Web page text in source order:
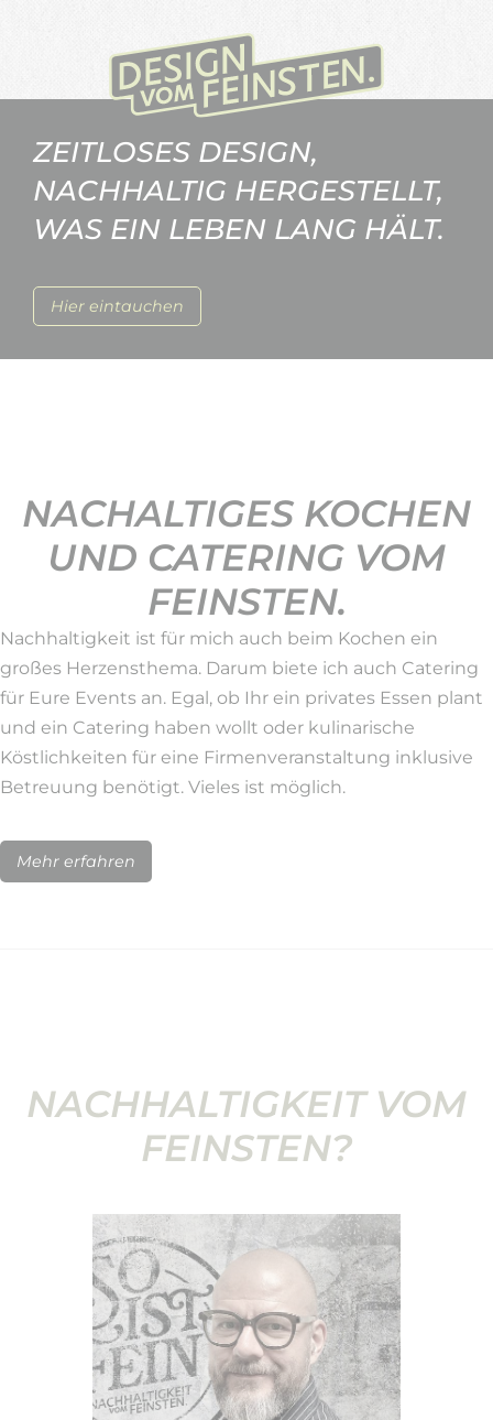
Hier eintauchen
ZEITLOSES DESIGN,
NACHHALTIG HERGESTELLT,
WAS EIN LEBEN LANG HÄLT.
NACHALTIGES KOCHEN
UND CATERING VOM
FEINSTEN.
Nachhaltigkeit ist für mich auch beim Kochen ein
großes Herzensthema. Darum biete ich auch Catering
für Eure Events an. Egal, ob Ihr ein privates Essen plant
und ein Catering haben wollt oder kulinarische
Köstlichkeiten für eine Firmenveranstaltung inklusive
Betreuung benötigt. Vieles ist möglich.
Mehr erfahren
NACHHALTIGKEIT VOM
FEINSTEN?